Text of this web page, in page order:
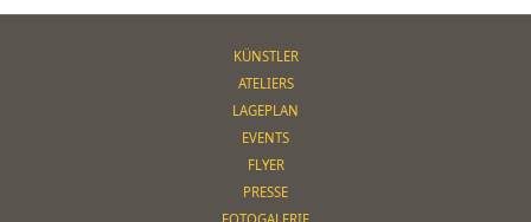
KÜNSTLER
ATELIERS
LAGEPLAN
EVENTS
FLYER
PRESSE